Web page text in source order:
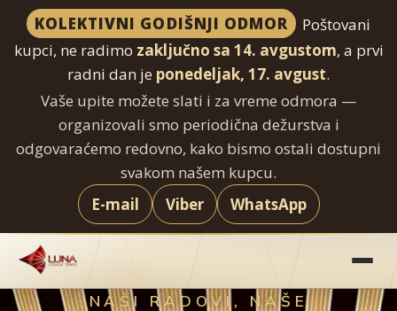
KOLEKTIVNI GODIŠNJI ODMOR
Poštovani
kupci, ne radimo zaključno sa 14. avgustom, a prvi
radni dan je ponedeljak, 17. avgust.
Vaše upite možete slati i za vreme odmora —
organizovali smo periodična dežurstva i
odgovaraćemo redovno, kako bismo ostali dostupni
svakom našem kupcu.
E-mail
Viber
WhatsApp
Preskoči
sadržaj
NAŠI RADOVI, NAŠE